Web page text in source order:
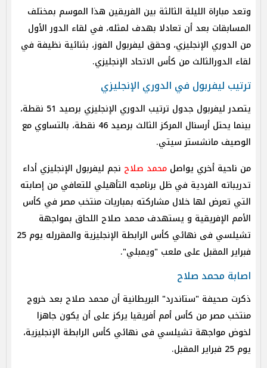
وتعد مباراة الليلة الثالثة بين الفريقين هذا الموسم بمختلف
المسابقات بعد أن تعادلا بهدف لمثله، في لقاء الدور الأول
من الدوري الإنجليزي، وحقق ليفربول الفوز، بثنائية نظيفة في
لقاء الدورالثالث من كأس الاتحاد الإنجليزي.
ترتيب ليفربول في الدوري الإنجليزي
يتصدر ليفربول جدول ترتيب الدوري الإنجليزي برصيد 51 نقطة،
بينما يحتل أرسنال المركز الثالث برصيد 46 نقطة، بالتساوي مع
الوصيف مانشستر سيتي.
من ناحية أخري يواصل محمد صلاح نجم ليفربول الإنجليزي أداء
تدريباته الفردية في ظل برنامجه التأهيلي للتعافي من إصابته
التي تعرض لها خلال مشاركته بمباريات منتخب مصر في كأس
الأمم الإفريقية و يستهدف محمد صلاح اللحاق بمواجهة
تشيلسي فى نهائي كأس الرابطة الإنجليزية والمقررله يوم 25
فبراير المقبل على ملعب "ويمبلي".
اصابة محمد صلاح
ذكرت صحيفة "ستاندرد" البريطانية أن محمد صلاح بعد خروج
منتخب مصر من كأس أمم أفريقيا يركز على أن يكون جاهزا
لخوض مواجهة تشيلسي فى نهائي كأس الرابطة الإنجليزية،
يوم 25 فبراير المقبل.